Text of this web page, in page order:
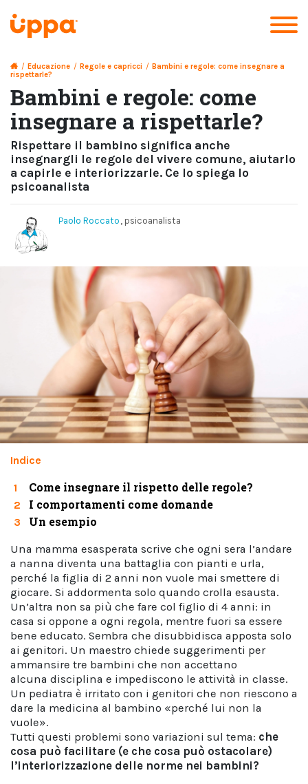
/ Educazione / Regole e capricci / Bambini e regole: come insegnare a
rispettarle?
Bambini e regole: come
insegnare a rispettarle?
Rispettare il bambino significa anche
insegnargli le regole del vivere comune, aiutarlo
a capirle e interiorizzarle. Ce lo spiega lo
psicoanalista
Paolo Roccato , psicoanalista
Indice
1 Come insegnare il rispetto delle regole?
2 I comportamenti come domande
3 Un esempio
Una mamma esasperata scrive che ogni sera l’andare
a nanna diventa una battaglia con pianti e urla,
perché la figlia di 2 anni non vuole mai smettere di
giocare. Si addormenta solo quando crolla esausta.
Un’altra non sa più che fare col figlio di 4 anni: in
casa si oppone a ogni regola, mentre fuori sa essere
bene educato. Sembra che disubbidisca apposta solo
ai genitori. Un maestro chiede suggerimenti per
ammansire tre bambini che non accettano
alcuna disciplina e impediscono le attività in classe.
Un pediatra è irritato con i genitori che non riescono a
dare la medicina al bambino «perché lui non la
vuole».
Tutti questi problemi sono variazioni sul tema: che
cosa può facilitare (e che cosa può ostacolare)
l’interiorizzazione delle norme nei bambini?